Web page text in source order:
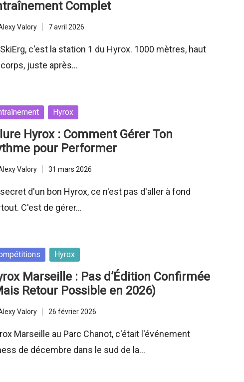
Complet
Valory 7 avril 2026
c'est la station 1 du Hyrox. 1000 mètres, haut
juste après…
Hyrox
Hyrox : Comment Gérer Ton
pour Performer
Valory 31 mars 2026
d'un bon Hyrox, ce n'est pas d'aller à fond
C'est de gérer…
Hyrox
Marseille : Pas d’Édition Confirmée
Retour Possible en 2026)
Valory 26 février 2026
Marseille au Parc Chanot, c'était l'événement
de décembre dans le sud de la…